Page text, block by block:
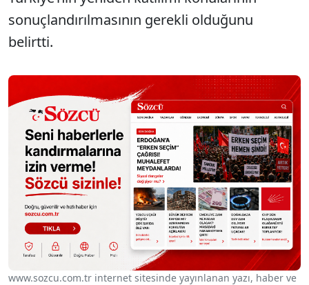
sonuçlandırılmasının gerekli olduğunu
belirtti.
www.sozcu.com.tr internet sitesinde yayınlanan yazı, haber ve